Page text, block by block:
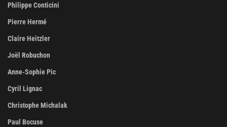
Philippe Conticini
Pierre Hermé
Claire Heitzler
Joël Robuchon
Anne-Sophie Pic
Cyril Lignac
Christophe Michalak
Paul Bocuse